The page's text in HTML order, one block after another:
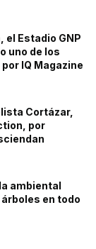
el Estadio GNP
uno de los
IQ Magazine
Cortázar,
por
ambiental
en todo